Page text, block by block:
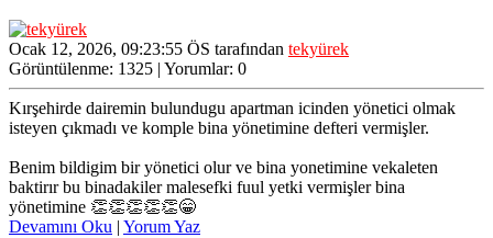
Ocak 12, 2026, 09:23:55 ÖS tarafından tekyürek
Görüntülenme: 1325 | Yorumlar: 0
Kırşehirde dairemin bulundugu apartman icinden yönetici olmak
isteyen çıkmadı ve komple bina yönetimine defteri vermişler.
Benim bildigim bir yönetici olur ve bina yonetimine vekaleten
baktirır bu binadakiler malesefki fuul yetki vermişler bina
yönetimine 👏👏👏👏👏😁
Devamını Oku | Yorum Yaz